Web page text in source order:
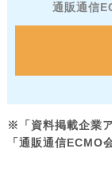
通販通信
※「資料掲載企業
「通販通信ECMO